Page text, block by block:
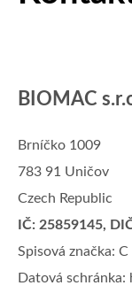
BIOMAC
Brníčko 1009
783 91 Uničov
Czech Republic
IČ: 25859145,
Spisová značka:
Datová schránka: